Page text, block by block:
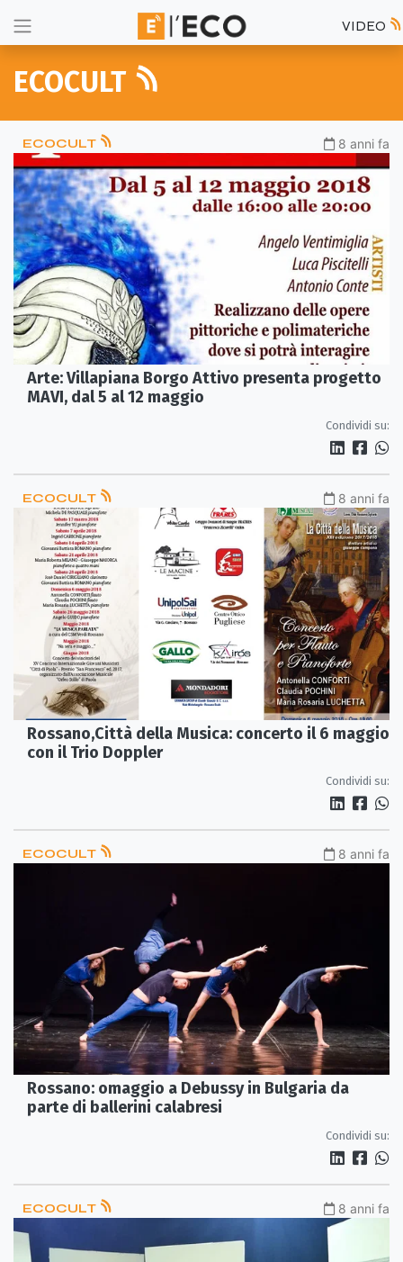
VIDEO
ECOCULT
ECOCULT 8 anni fa
Arte: Villapiana Borgo Attivo presenta progetto
MAVI, dal 5 al 12 maggio
Condividi su:
ECOCULT 8 anni fa
Rossano,Città della Musica: concerto il 6 maggio
con il Trio Doppler
Condividi su:
ECOCULT 8 anni fa
Rossano: omaggio a Debussy in Bulgaria da
parte di ballerini calabresi
Condividi su:
ECOCULT 8 anni fa